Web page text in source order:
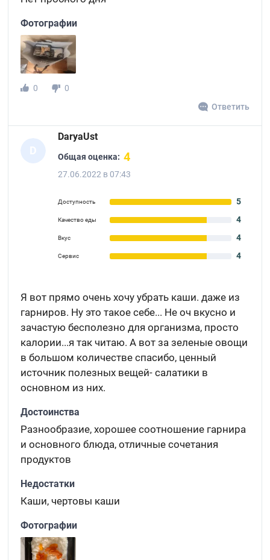
Фотографии
0
0
Ответить
D
DaryaUst
Общая оценка: 4
27.06.2022 в 07:43
Доступность 5
Качество еды 4
Вкус 4
Сервис 4
Я вот прямо очень хочу убрать каши. даже из
гарниров. Ну это такое себе... Не оч вкусно и
зачастую бесполезно для организма, просто
калории...я так читаю. А вот за зеленые овощи
в большом количестве спасибо, ценный
источник полезных вещей- салатики в
основном из них.
Достоинства
Разнообразие, хорошее соотношение гарнира
и основного блюда, отличные сочетания
продуктов
Недостатки
Каши, чертовы каши
Фотографии